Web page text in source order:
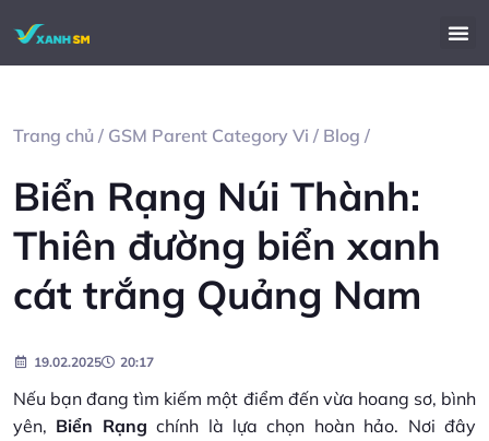
Trang chủ / GSM Parent Category Vi / Blog /
Biển Rạng Núi Thành:
Thiên đường biển xanh
cát trắng Quảng Nam​
19.02.2025 20:17
Nếu bạn đang tìm kiếm một điểm đến vừa hoang sơ, bình
yên, Biển Rạng chính là lựa chọn hoàn hảo. Nơi đây